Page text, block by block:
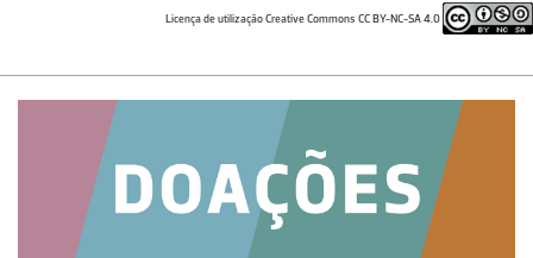
Licença de utilização Creative Commons CC BY-NC-SA 4.0